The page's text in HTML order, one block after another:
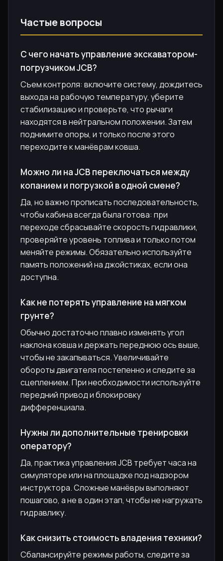
Частые вопросы
С чего начать управление экскаватором-
погрузчиком JCB?
Съем контроля: включите систему, дождитесь
выхода на рабочую температуру, уберите
стабилизацию и проверьте, что рычаги
находятся в нейтральном положении. Затем
поднимите опоры, и только после этого
переходите к манёврам ковша.
Можно ли на JCB переключаться между
копанием и погрузкой в одной смене?
Да, но важно прописать последовательность,
чтобы кабина всегда была готова: при
переходе сбрасывайте скорость гидравлики,
проверяйте уровень топлива и только потом
меняйте режимы. Обязательно используйте
память положений на джойстиках, если она
доступна.
Как не потерять управление на мягком
грунте?
Обычно достаточно плавно изменять угол
наклона ковша и держать переднюю ось выше,
чтобы не закапываться. Увеличивайте
обороты двигателя постепенно и следите за
сцеплением. При необходимости используйте
передний привод и блокировку
дифференциала.
Нужны ли дополнительные тренировки
оператору?
Да, практика управления JCB требует часа на
симуляторе или на площадке под надзором
инструктора. Сложные манёвры выполняют
пошагово, а не в один этап, чтобы не нагружать
гидравлику.
Как снизить стоимость владения техники?
Сбалансируйте режимы работы, следите за